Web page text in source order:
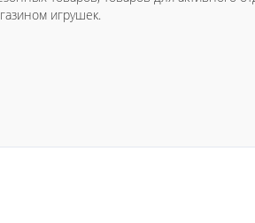
игрушек.